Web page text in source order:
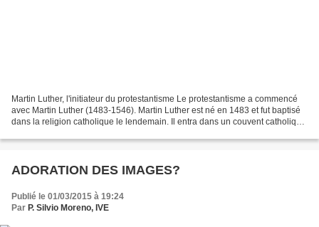
Martin Luther, l'initiateur du protestantisme Le protestantisme a commencé
avec Martin Luther (1483-1546). Martin Luther est né en 1483 et fut baptisé
dans la religion catholique le lendemain. Il entra dans un couvent catholique
ADORATION DES IMAGES?
Publié le 01/03/2015 à 19:24
Par P. Silvio Moreno, IVE